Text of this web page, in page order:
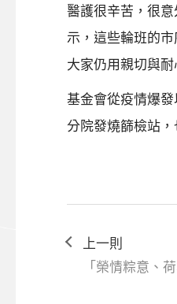
醫護很辛苦，很
示，這些輪班的
大家仍用親切與
基金會從疫情爆
分院發燒篩檢站
上一則
「榮情粽意、